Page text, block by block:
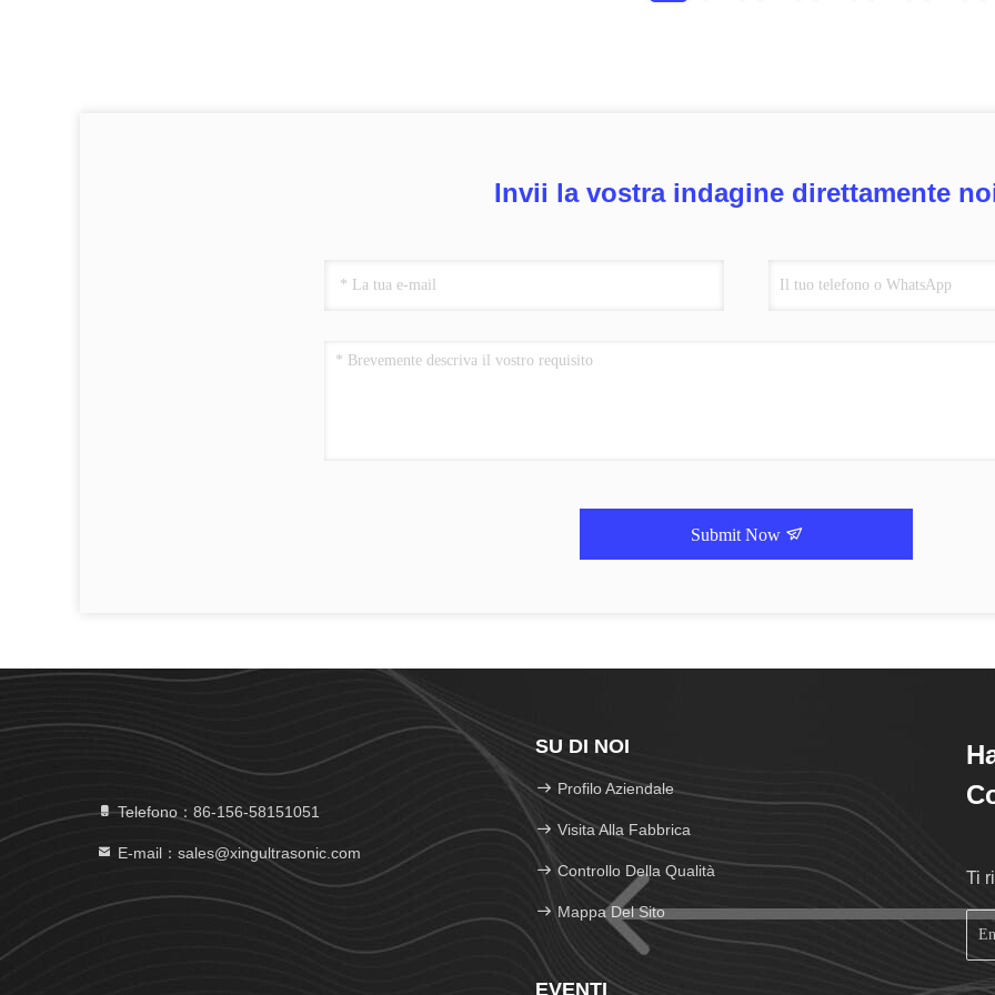
Invii la vostra indagine direttamente
Submit Now
Telefono：86-156-58151051
E-mail：sales@xingultrasonic.com
SU DI NOI
Profilo Aziendale
Visita Alla Fabbrica
Controllo Della Qualità
Mappa Del Sito
EVENTI
Ti